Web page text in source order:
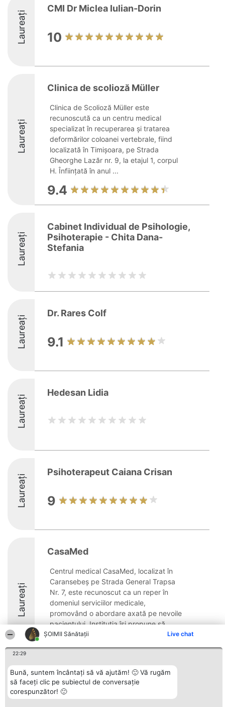
ŞOIMII Sănătații Live chat
22:29
Bună, suntem încântați să vă ajutăm! 🙂 Vă rugăm
să faceți clic pe subiectul de conversație
corespunzător! 🙂
Laureați
CMI Dr Miclea Iulian-Dorin
10
Laureați
Clinica de scolioză Müller
Clinica de Scolioză Müller este
recunoscută ca un centru medical
specializat în recuperarea și tratarea
deformărilor coloanei vertebrale, fiind
localizată în Timișoara, pe Strada
Gheorghe Lazăr nr. 9, la etajul 1, corpul
H. Înființată în anul ...
9.4
Laureați
Cabinet Individual de Psihologie,
Psihoterapie - Chita Dana-
Stefania
Laureați
Dr. Rares Colf
9.1
Laureați
Hedesan Lidia
Laureați
Psihoterapeut Caiana Crisan
9
Laureați
CasaMed
Centrul medical CasaMed, localizat în
Caransebeș pe Strada General Trapsa
Nr. 7, este recunoscut ca un reper în
domeniul serviciilor medicale,
promovând o abordare axată pe nevoile
pacientului. Instituția își propune să
ofere spații medicale ...
Organizator Ranking
BRIGHT SOLUTIONS BR SRL